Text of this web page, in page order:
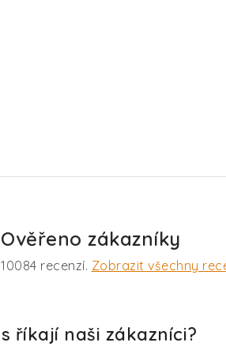
Ověřeno zákazníky
10084 recenzí. Zobrazit všechny